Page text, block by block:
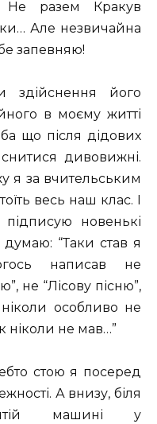
разем Кракув
Але незвичайна
запевняю!
здійснення його
в моєму житті
що після дідових
дивовижні.
я за вчительським
весь наш клас. І
новенькі
думаю: “Таки став я
написав не
не “Лісову пісню”,
особливо не
ніколи не мав…”
стою я посеред
А внизу, біля
машині у